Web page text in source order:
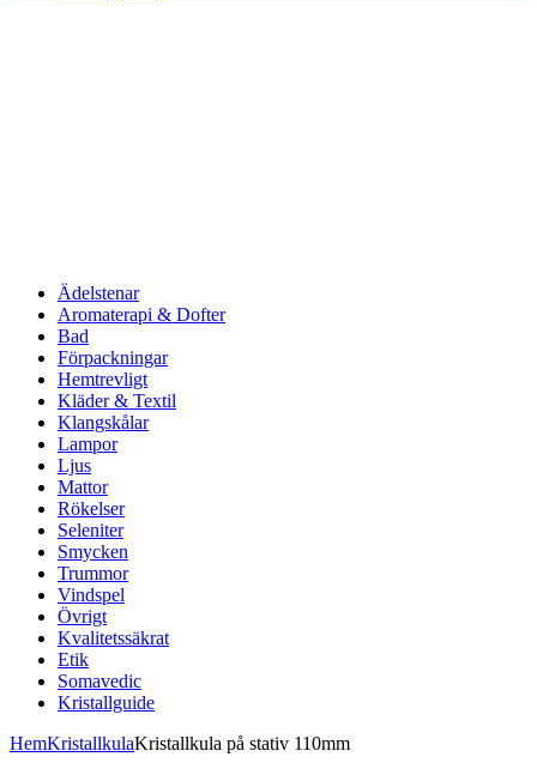
Ädelstenar
Aromaterapi & Dofter
Bad
Förpackningar
Hemtrevligt
Kläder & Textil
Klangskålar
Lampor
Ljus
Mattor
Rökelser
Seleniter
Smycken
Trummor
Vindspel
Övrigt
Kvalitetssäkrat
Etik
Somavedic
Kristallguide
HemKristallkulaKristallkula på stativ 110mm